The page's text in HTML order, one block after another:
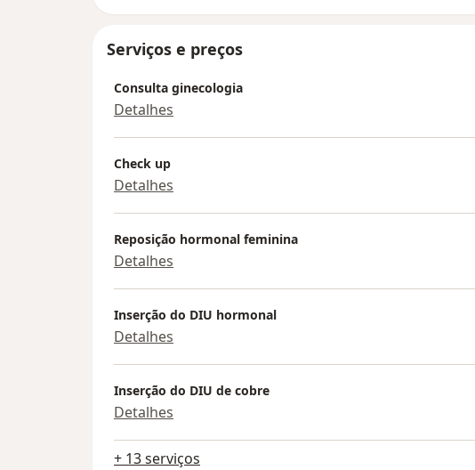
Serviços e preços
Consulta ginecologia
Detalhes
Check up
Detalhes
Reposição hormonal feminina
Detalhes
Inserção do DIU hormonal
Detalhes
Inserção do DIU de cobre
Detalhes
+ 13 serviços